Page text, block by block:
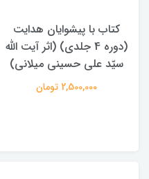
آیت الله
کتاب حدیث سده
دفتر هفتم اثر سید
حسینی
250,000 تومان